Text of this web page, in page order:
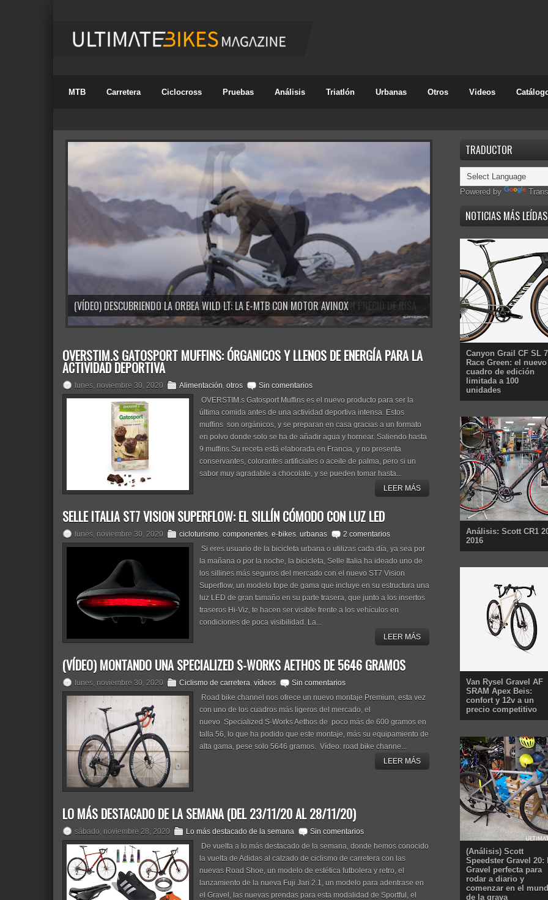
MTB Carretera Ciclocross Pruebas Análisis Triatlón Urbanas Otros Videos
(VÍDEO) DESCUBRIENDO LA ORBEA WILD LT: LA E-MTB CON MOTOR AVINOX
OVERSTIM.S GATOSPORT MUFFINS: ÓRGANICOS Y LLENOS DE ENERGÍA PARA LA
ACTIVIDAD DEPORTIVA
lunes, noviembre 30, 2020 Alimentación, otros
Sin comentarios
OVERSTIM.s Gatosport Muffins es el nuevo producto para ser la
última comida antes de una actividad deportiva intensa. Estos
muffins son orgánicos, y se preparan en casa gracias a un formato
en polvo donde solo se ha de añadir agua y hornear. Saliendo hasta
9 muffins.Su receta está elaborada en Francia, y no presenta
conservantes, colorantes artificiales o aceite de palma, pero si un
sabor muy agradable a chocolate, y se pueden tomar hasta...
LEER MÁS
SELLE ITALIA ST7 VISION SUPERFLOW: EL SILLÍN CÓMODO CON LUZ LED
lunes, noviembre 30, 2020 cicloturismo, componentes, e-bikes, urbanas
2 comentarios
Si eres usuario de la bicicleta urbana o utilizas cada día, ya sea por
la mañana o por la noche, la bicicleta, Selle Italia ha ideado uno de
los sillines más seguros del mercado con el nuevo ST7 Vision
Superflow, un modelo tope de gama que incluye en su estructura una
luz LED de gran tamaño en su parte trasera, que junto a los insertos
traseros Hi-Viz, te hacen ser visible frente a los vehículos en
condiciones de poca visibilidad. La...
LEER MÁS
(VÍDEO) MONTANDO UNA SPECIALIZED S-WORKS AETHOS DE 5646 GRAMOS
lunes, noviembre 30, 2020 Ciclismo de carretera, vídeos
Sin comentarios
Road bike channel nos ofrece un nuevo montaje Premium, esta vez
con uno de los cuadros más ligeros del mercado, el
nuevo Specialized S-Works Aethos de poco más de 600 gramos en
talla 56, lo que ha podido que este montaje, más su equipamiento de
alta gama, pese solo 5646 gramos. Vídeo: road bike channe...
LEER MÁS
LO MÁS DESTACADO DE LA SEMANA (DEL 23/11/20 AL 28/11/20)
sábado, noviembre 28, 2020 Lo más destacado de la semana
Sin comentarios
De vuelta a lo más destacado de la semana, donde hemos conocido
la vuelta de Adidas al calzado de ciclismo de carretera con las
nuevas Road Shoe, un modelo de estética futbolera y retro, el
lanzamiento de la nueva Fuji Jari 2.1, un modelo para adentrase en
el Gravel, las nuevas prendas para esta modalidad de Sportful, el
TRADUCTOR
Powered by
NOTICIAS MÁS LEÍDAS
Canyon Grail CF SL 7
Race Green: el nuevo
cuadro de edición
limitada a 100
unidades
Análisis: Scott CR1
2016
Van Rysel Gravel AF
SRAM Apex Beis:
confort y 12v a un
precio competitivo
(Análisis) Scott
Speedster Gravel 20:
Gravel perfecta para
rodar a diario y
comenzar en el
de la grava